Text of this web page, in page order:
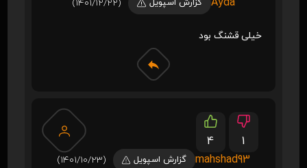
گزارش اسپویل (1401/12/22)
خیلی قشنگ بود
4
1
mahshad93
گزارش اسپویل (1401/10/23)